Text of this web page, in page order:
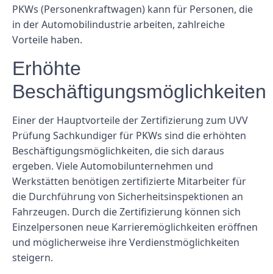
PKWs (Personenkraftwagen) kann für Personen, die
in der Automobilindustrie arbeiten, zahlreiche
Vorteile haben.
Erhöhte
Beschäftigungsmöglichkeiten
Einer der Hauptvorteile der Zertifizierung zum UVV
Prüfung Sachkundiger für PKWs sind die erhöhten
Beschäftigungsmöglichkeiten, die sich daraus
ergeben. Viele Automobilunternehmen und
Werkstätten benötigen zertifizierte Mitarbeiter für
die Durchführung von Sicherheitsinspektionen an
Fahrzeugen. Durch die Zertifizierung können sich
Einzelpersonen neue Karrieremöglichkeiten eröffnen
und möglicherweise ihre Verdienstmöglichkeiten
steigern.